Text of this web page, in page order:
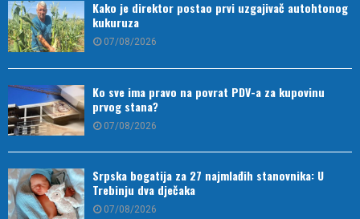
Kako je direktor postao prvi uzgajivač autohtonog
kukuruza
07/08/2026
Ko sve ima pravo na povrat PDV-a za kupovinu
prvog stana?
07/08/2026
Srpska bogatija za 27 najmlađih stanovnika: U
Trebinju dva dječaka
07/08/2026